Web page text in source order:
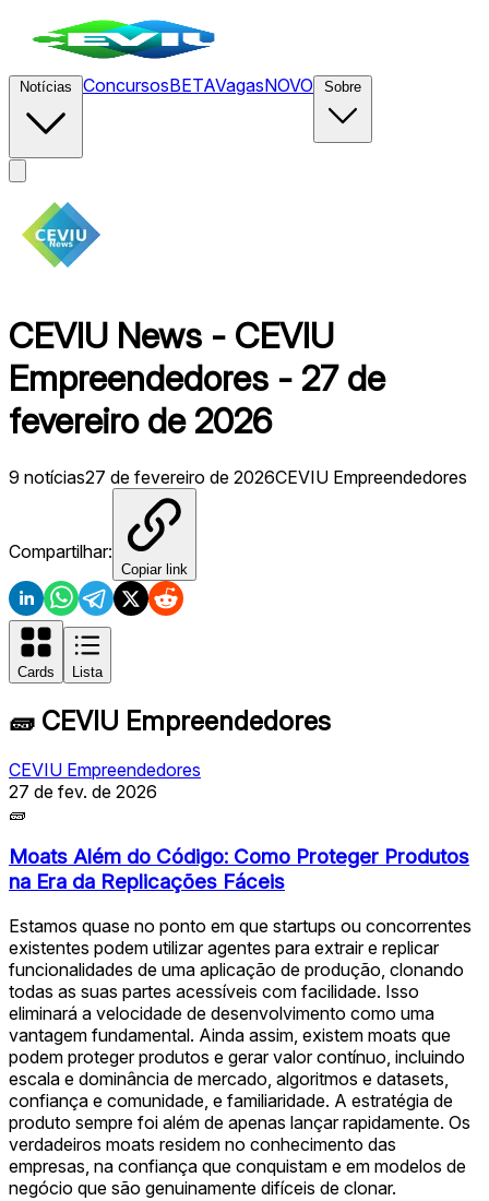
ConcursosBETAVagasNOVO
CEVIU News - CEVIU
Empreendedores - 27 de
fevereiro de 2026
9 notícias27 de fevereiro de 2026CEVIU Empreendedores
Compartilhar:
Copiar link
Cards Lista
🧱 CEVIU Empreendedores
CEVIU Empreendedores
27 de fev. de 2026
🧱
Moats Além do Código: Como Proteger Produtos
na Era da Replicações Fáceis
Estamos quase no ponto em que startups ou concorrentes
existentes podem utilizar agentes para extrair e replicar
funcionalidades de uma aplicação de produção, clonando
todas as suas partes acessíveis com facilidade. Isso
eliminará a velocidade de desenvolvimento como uma
vantagem fundamental. Ainda assim, existem moats que
podem proteger produtos e gerar valor contínuo, incluindo
escala e dominância de mercado, algoritmos e datasets,
confiança e comunidade, e familiaridade. A estratégia de
produto sempre foi além de apenas lançar rapidamente. Os
verdadeiros moats residem no conhecimento das
empresas, na confiança que conquistam e em modelos de
negócio que são genuinamente difíceis de clonar.